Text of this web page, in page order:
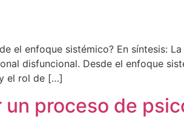
el enfoque sistémico? En síntesis:
disfuncional. Desde el enfoque
el rol de […]
proceso de